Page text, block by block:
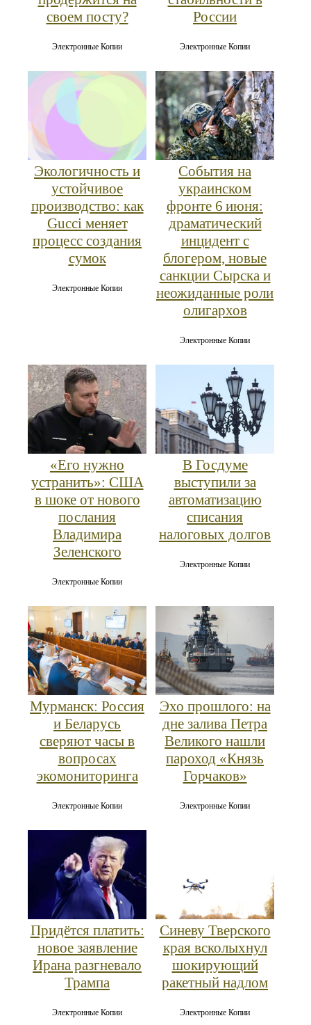
своем посту?
Электронные Копии
России
Электронные Копии
Экологичность и
устойчивое
производство: как
Gucci меняет
процесс создания
сумок
Электронные Копии
События на
украинском
фронте 6 июня:
драматический
инцидент с
блогером, новые
санкции Сырска и
неожиданные роли
олигархов
Электронные Копии
«Его нужно
устранить»: США
в шоке от нового
послания
Владимира
Зеленского
Электронные Копии
В Госдуме
выступили за
автоматизацию
списания
налоговых долгов
Электронные Копии
Мурманск: Россия
и Беларусь
сверяют часы в
вопросах
экомониторинга
Электронные Копии
Эхо прошлого: на
дне залива Петра
Великого нашли
пароход «Князь
Горчаков»
Электронные Копии
Придётся платить:
новое заявление
Ирана разгневало
Трампа
Электронные Копии
Синеву Тверского
края всколыхнул
шокирующий
ракетный надлом
Электронные Копии